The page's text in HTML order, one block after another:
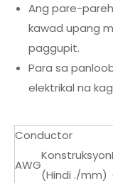
Ang pare-
kawad upang
paggupit.
Para sa
elektrikal na
Conductor
AWG
Konstruksyon
(Hindi ./mm)